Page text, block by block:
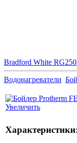
Bradford White
Водонагреватели
Увеличить